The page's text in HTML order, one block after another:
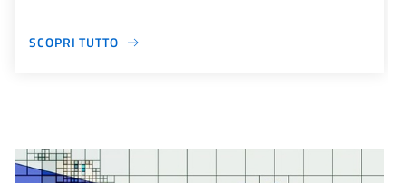
SCOPRI TUTTO